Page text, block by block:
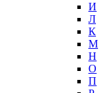
И
Л
К
М
Н
О
П